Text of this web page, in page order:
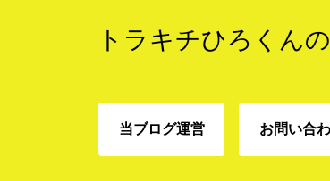
トラキチひろくん
当ブログ運営 お問い合